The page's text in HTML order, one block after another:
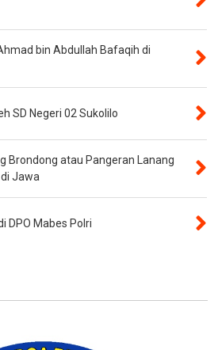
bin Abdullah Bafaqih di
SD Negeri 02 Sukolilo
Brondong atau Pangeran Lanang
Jawa
DPO Mabes Polri